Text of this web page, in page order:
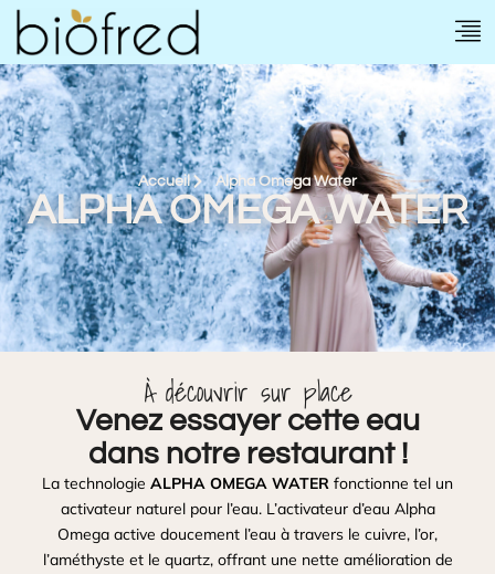
Accueil Alpha Omega Water
ALPHA OMEGA WATER
À découvrir sur place
Venez essayer cette eau
dans notre restaurant !
La technologie ALPHA OMEGA WATER fonctionne tel un
activateur naturel pour l’eau. L’activateur d’eau Alpha
Omega active doucement l’eau à travers le cuivre, l’or,
l’améthyste et le quartz, offrant une nette amélioration de